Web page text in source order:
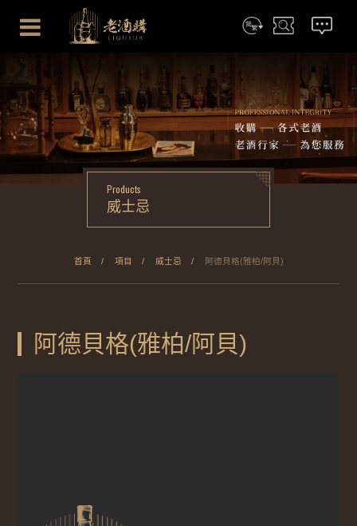
Products
威士忌
首頁 項目 威士忌 阿德貝格(雅柏/阿貝)
阿德貝格(雅柏/阿貝)